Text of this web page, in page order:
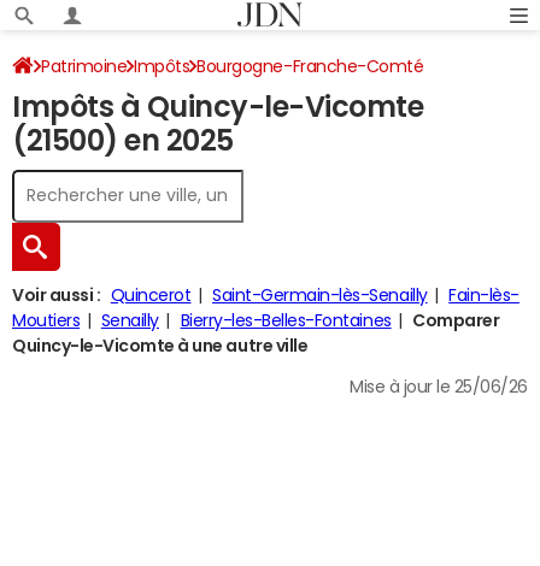
Patrimoine Impôts Bourgogne-Franche-Comté
Côte-d'Or Quincy-le-Vicomte Impôt sur le revenu
Impôts à Quincy-le-Vicomte
(21500) en 2025
Voir aussi : Quincerot Saint-Germain-lès-Senailly
Fain-lès-
Moutiers
Senailly Bierry-les-Belles-Fontaines
Comparer
Quincy-le-Vicomte à une autre ville
Mise à jour le 25/06/26